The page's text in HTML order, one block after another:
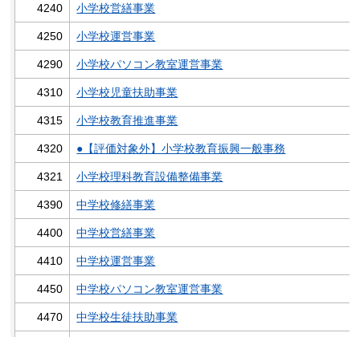
4240 小学校営繕事業
4250 小学校運営事業
4290 小学校パソコン教室運営事業
4310 小学校児童扶助事業
4315 小学校教育推進事業
4320 ●【評価対象外】小学校教育振興一般事務
4321 小学校理科教育設備整備事業
4390 中学校修繕事業
4400 中学校営繕事業
4410 中学校運営事業
4450 中学校パソコン教室運営事業
4470 中学校生徒扶助事業